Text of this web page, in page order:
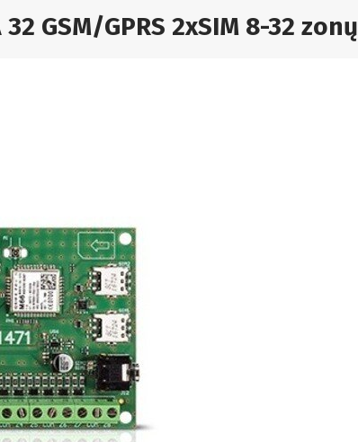
GSM/GPRS 2xSIM 8-32 zonų